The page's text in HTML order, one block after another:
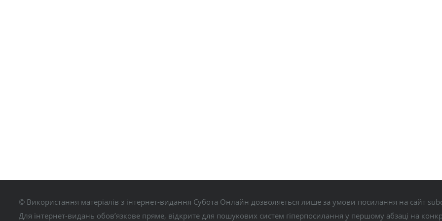
© Використання матеріалів з інтернет-видання Субота Онлайн дозволяється лише за умови посилання на сайт
Для інтернет-видань обов’язкове пряме, відкрите для пошукових систем гіперпосилання у першому абзаці на